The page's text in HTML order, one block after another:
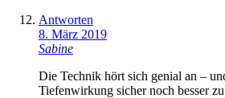
Antworten
8. März 2019
Sabine
Die Technik hört sich genial an –
Tiefenwirkung sicher noch besser